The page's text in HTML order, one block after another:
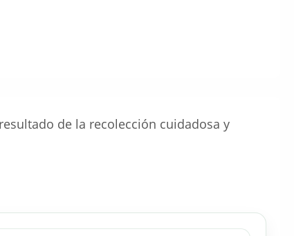
de la recolección cuidadosa y